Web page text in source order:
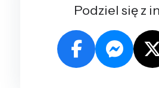
Podziel się z